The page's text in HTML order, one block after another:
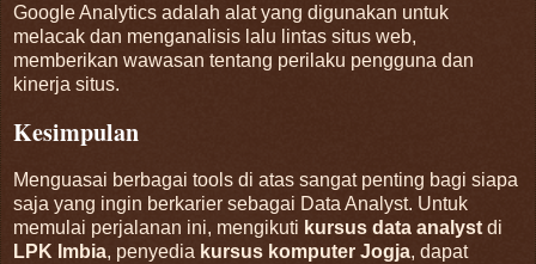
Google Analytics adalah alat yang digunakan untuk
melacak dan menganalisis lalu lintas situs web,
memberikan wawasan tentang perilaku pengguna dan
kinerja situs.
Kesimpulan
Menguasai berbagai tools di atas sangat penting bagi siapa
saja yang ingin berkarier sebagai Data Analyst. Untuk
memulai perjalanan ini, mengikuti kursus data analyst di
LPK Imbia, penyedia kursus komputer Jogja, dapat